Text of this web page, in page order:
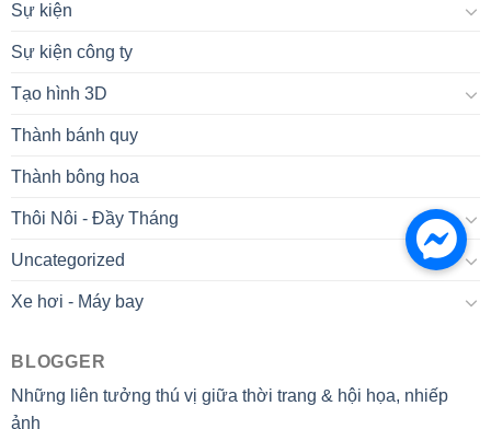
Sự kiện
Sự kiện công ty
Tạo hình 3D
Thành bánh quy
Thành bông hoa
Thôi Nôi - Đầy Tháng
Uncategorized
Xe hơi - Máy bay
BLOGGER
Những liên tưởng thú vị giữa thời trang & hội họa, nhiếp
ảnh